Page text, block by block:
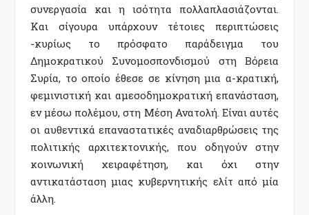
συνεργασία και η ισότητα πολλαπλασιάζονται.
Και σίγουρα υπάρχουν τέτοιες περιπτώσεις
-κυρίως το πρόσφατο παράδειγμα του
Δημοκρατικού Συνομοσπονδισμού στη Βόρεια
Συρία, το οποίο έθεσε σε κίνηση μια α-κρατική,
φεμινιστική και αμεσοδημοκρατική επανάσταση,
εν μέσω πολέμου, στη Μέση Ανατολή. Είναι αυτές
οι αυθεντικά επαναστατικές αναδιαρθρώσεις της
πολιτικής αρχιτεκτονικής, που οδηγούν στην
κοινωνική χειραφέτηση, και όχι στην
αντικατάσταση μιας κυβερνητικής ελίτ από μία
άλλη.